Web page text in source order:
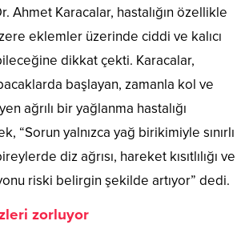
Ahmet Karacalar, hastalığın özellikle
eklemler üzerinde ciddi ve kalıcı
dikkat çekti. Karacalar,
başlayan, zamanla kol ve
ağrılı bir yağlanma hastalığı
“Sorun yalnızca yağ birikimiyle sınırlı
diz ağrısı, hareket kısıtlılığı ve
riski belirgin şekilde artıyor” dedi.
zorluyor